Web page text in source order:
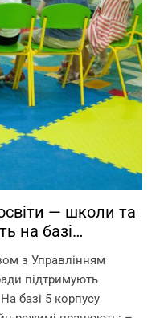
— школи та
на базі
з Управлінням
підтримують
базі 5 корпусу